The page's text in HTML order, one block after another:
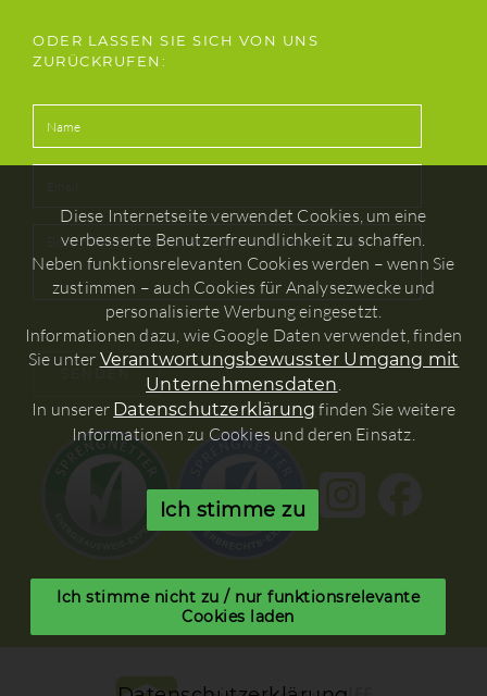
ODER LASSEN SIE SICH VON UNS
ZURÜCKRUFEN:
Diese Internetseite verwendet Cookies, um eine
verbesserte Benutzerfreundlichkeit zu schaffen.
Neben funktionsrelevanten Cookies werden – wenn Sie
zustimmen – auch Cookies für Analysezwecke und
personalisierte Werbung eingesetzt.
Informationen dazu, wie Google Daten verwendet, finden
Sie unter Verantwortungsbewusster Umgang mit
Unternehmensdaten.
In unserer Datenschutzerklärung finden Sie weitere
Informationen zu Cookies und deren Einsatz.
Ich stimme zu
Ich stimme nicht zu / nur funktionsrelevante
Cookies laden